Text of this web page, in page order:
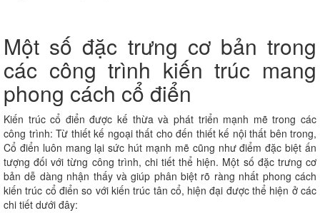
Một số đặc trưng cơ bản trong
các công trình kiến trúc mang
phong cách cổ điển
Kiến trúc cổ điển được kế thừa và phát triển mạnh mẽ trong các
công trình: Từ thiết kế ngoại thất cho đến thiết kế nội thất bên trong,
Cổ điển luôn mang lại sức hút mạnh mẽ cũng như điểm đặc biệt ấn
tượng đối với từng công trình, chi tiết thể hiện. Một số đặc trưng cơ
bản dễ dàng nhận thấy và giúp phân biệt rõ ràng nhất phong cách
kiến trúc cổ điển so với kiến trúc tân cổ, hiện đại được thể hiện ở các
chi tiết dưới đây: